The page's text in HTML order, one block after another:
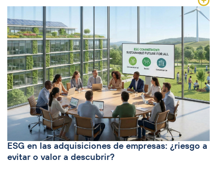
ESG en las adquisiciones de empresas: ¿riesgo a
evitar o valor a descubrir?